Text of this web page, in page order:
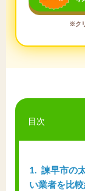
※ク
目次
1
諫早市の
い業者を比